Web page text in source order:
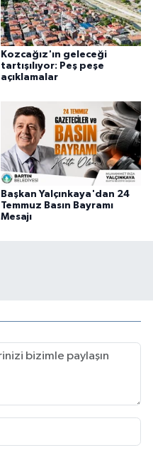
Kozcağız'ın geleceği
tartışılıyor: Peş peşe
açıklamalar
Başkan Yalçınkaya'dan 24
Temmuz Basın Bayramı
Mesajı